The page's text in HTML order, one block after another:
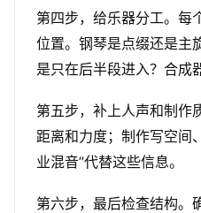
第四步，给乐器分工。每
位置。钢琴是点缀还是主
是只在后半段进入？合成
第五步，补上人声和制作
距离和力度；制作写空间
业混音”代替这些信息。
第六步，最后检查结构。